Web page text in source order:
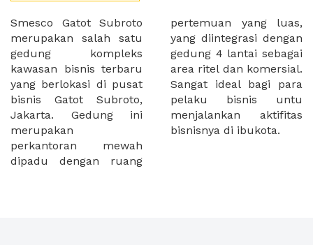
Smesco Gatot Subroto
merupakan salah satu
gedung kompleks
kawasan bisnis terbaru
yang berlokasi di pusat
bisnis Gatot Subroto,
Jakarta. Gedung ini
merupakan
perkantoran mewah
dipadu dengan ruang
pertemuan yang luas,
yang diintegrasi dengan
gedung 4 lantai sebagai
area ritel dan komersial.
Sangat ideal bagi para
pelaku bisnis untu
menjalankan aktifitas
bisnisnya di ibukota.